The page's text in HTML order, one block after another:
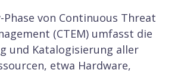
Phase von Continuous Threat
(CTEM) umfasst die
und Katalogisierung aller
etwa Hardware,